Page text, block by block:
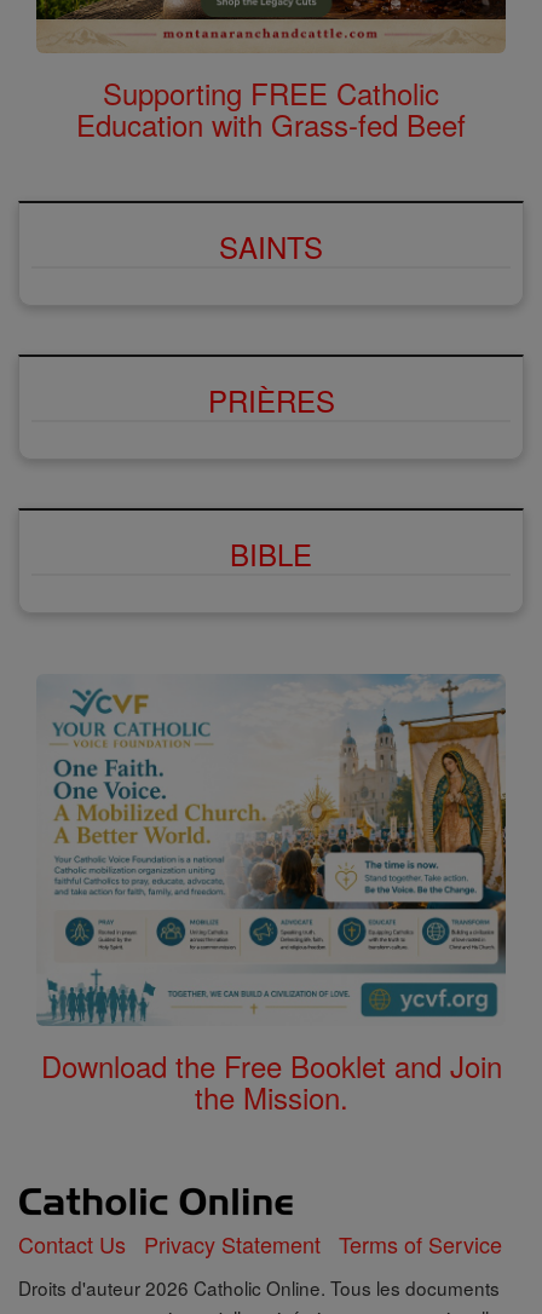
Supporting FREE Catholic
Education with Grass-fed Beef
SAINTS
PRIÈRES
BIBLE
Download the Free Booklet and Join
the Mission.
Contact Us Privacy Statement Terms of Service
Droits d'auteur 2026 Catholic Online. Tous les documents